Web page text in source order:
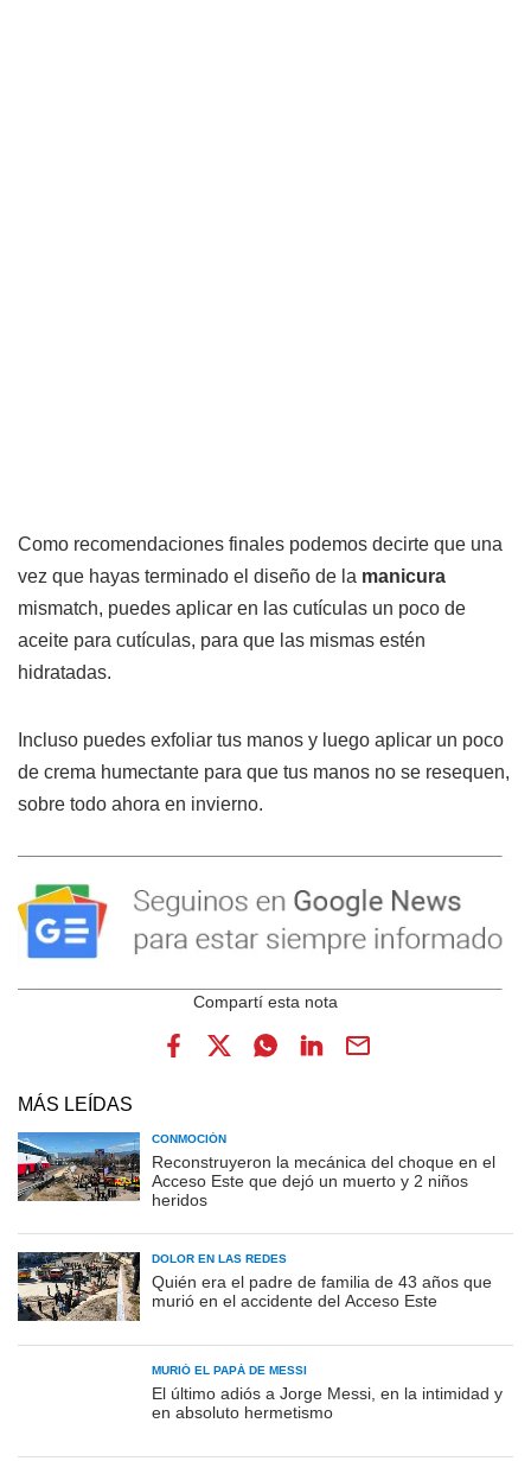
Como recomendaciones finales podemos decirte que una
vez que hayas terminado el diseño de la manicura
mismatch, puedes aplicar en las cutículas un poco de
aceite para cutículas, para que las mismas estén
hidratadas.
Incluso puedes exfoliar tus manos y luego aplicar un poco
de crema humectante para que tus manos no se resequen,
sobre todo ahora en invierno.
MÁS LEÍDAS
CONMOCIÓN
Reconstruyeron la mecánica del choque en el
Acceso Este que dejó un muerto y 2 niños
heridos
DOLOR EN LAS REDES
Quién era el padre de familia de 43 años que
murió en el accidente del Acceso Este
MURIÓ EL PAPÁ DE MESSI
El último adiós a Jorge Messi, en la intimidad y
en absoluto hermetismo